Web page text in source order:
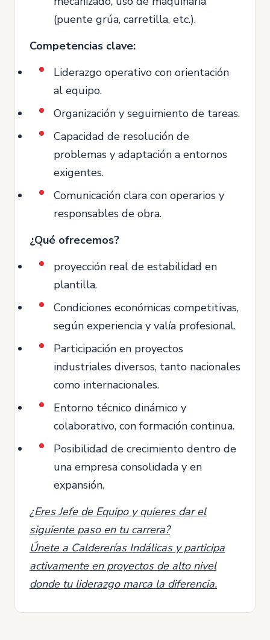
(puente grúa, carretilla, etc.).
Competencias clave:
Liderazgo operativo con orientación
al equipo.
Organización y seguimiento de tareas.
Capacidad de resolución de
problemas y adaptación a entornos
exigentes.
Comunicación clara con operarios y
responsables de obra.
¿Qué ofrecemos?
proyección real de estabilidad en
plantilla.
Condiciones económicas competitivas,
según experiencia y valía profesional.
Participación en proyectos
industriales diversos, tanto nacionales
como internacionales.
Entorno técnico dinámico y
colaborativo, con formación continua.
Posibilidad de crecimiento dentro de
una empresa consolidada y en
expansión.
¿Eres Jefe de Equipo y quieres dar el
siguiente paso en tu carrera?
Únete a Caldererías Indálicas y participa
activamente en proyectos de alto nivel
donde tu liderazgo marca la diferencia.